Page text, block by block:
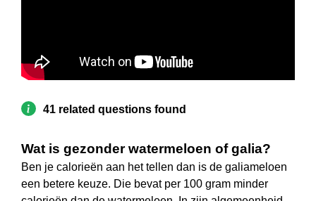
41 related questions found
Wat is gezonder watermeloen of galia?
Ben je calorieën aan het tellen dan is de galiameloen
een betere keuze. Die bevat per 100 gram minder